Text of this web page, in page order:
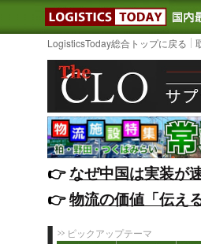
LogisticsToday総合トップに戻る
👉️なぜ中国は実装が
👉️物流の価値「伝え
ピックアップテーマ